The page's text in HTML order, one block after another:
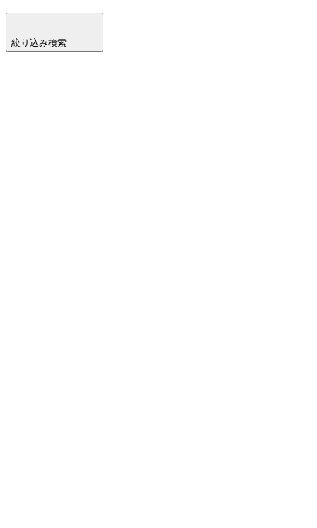
絞り込み検索